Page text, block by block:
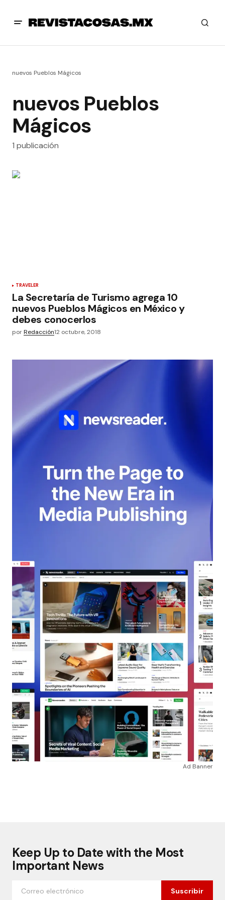
nuevos Pueblos Mágicos
nuevos Pueblos
Mágicos
1 publicación
TRAVELER
La Secretaría de Turismo agrega 10
nuevos Pueblos Mágicos en México y
debes conocerlos
porRedacción12 octubre, 2018
Ad Banner
Keep Up to Date with the Most
Important News
Suscribir